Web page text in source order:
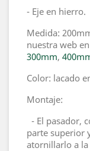
- Eje en hierro.
Medida:
nuestra web en
300mm,
Color: lacado
Montaje:
- El pasador,
parte superior
atornillarlo a